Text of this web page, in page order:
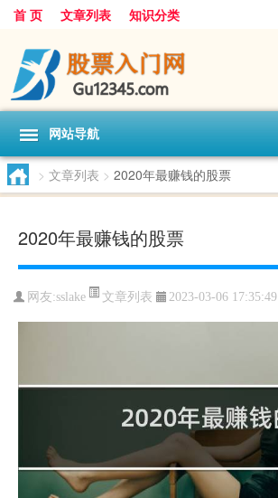
首 页 文章列表 知识分类
网站导航
> 文章列表 > 2020年最赚钱的股票
2020年最赚钱的股票
网友:sslake 文章列表 2023-03-06 17:35:49